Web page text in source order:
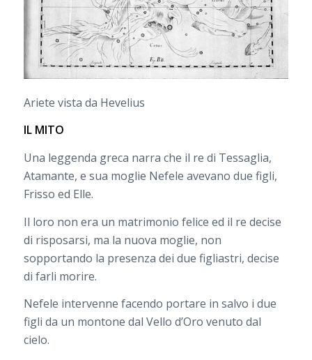
Ariete vista da Hevelius
IL MITO
Una leggenda greca narra che il re di Tessaglia,
Atamante, e sua moglie Nefele avevano due figli,
Frisso ed Elle.
Il loro non era un matrimonio felice ed il re decise
di risposarsi, ma la nuova moglie, non
sopportando la presenza dei due figliastri, decise
di farli morire.
Nefele intervenne facendo portare in salvo i due
figli da un montone dal Vello d’Oro venuto dal
cielo.